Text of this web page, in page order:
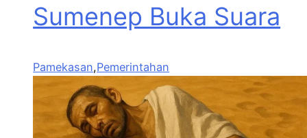
Sumenep Buka Suara
Pamekasan,Pemerintahan